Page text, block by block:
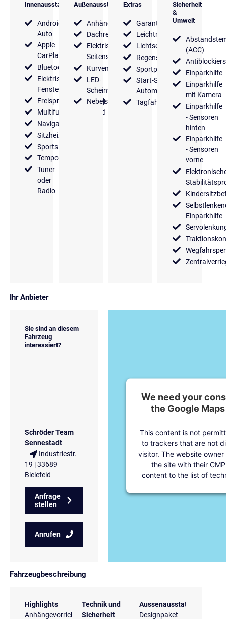
Innenausstattung
Android
Auto
Apple
CarPlay
Bluetooth
Elektrische
Fensterheber
Freisprecheinrichtung
Multifunktionslenkrad
Navigationssystem
Sitzheizung
Sportsitze
Tempomat
Tuner
oder
Radio
Außenausstattung
Anhängerkupplung
Dachreling
Elektrische
Seitenspiegel
Kurvenlicht
LED-
Scheinwerfer
Nebelscheinwerfer
Extras
Garantie
Leichtmetallfelgen
Lichtsensor
Regensensor
Sportpaket
Start-Stop
Automatik
Tagfahrlicht
Sicherheit
&
Umwelt
(ACC)
Einparkhilfe
Einparkhilfe
mit Kamera
Einparkhilfe
- Sensoren
hinten
Einparkhilfe
- Sensoren
vorne
Einparkhilfe
Ihr Anbieter
Sie sind an diesem
Fahrzeug
interessiert?
Schröder Team
Sennestadt
Industriestr.
19 | 33689
Bielefeld
Anfrage
stellen
Anrufen
We need your
the Google
This content is not
to trackers that are not
visitor. The website
the site with their
content to the list of
Fahrzeugbeschreibung
Highlights
Anhängevorrichtung
Technik und
Sicherheit
Aussenausstattung
Designpaket